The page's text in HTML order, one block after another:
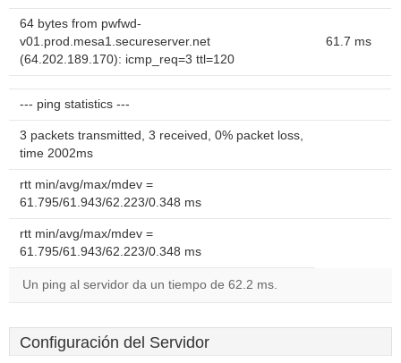
64 bytes from pwfwd-
v01.prod.mesa1.secureserver.net
(64.202.189.170): icmp_req=3 ttl=120
61.7 ms
--- ping statistics ---
3 packets transmitted, 3 received, 0% packet loss,
time 2002ms
rtt min/avg/max/mdev =
61.795/61.943/62.223/0.348 ms
rtt min/avg/max/mdev =
61.795/61.943/62.223/0.348 ms
Un ping al servidor da un tiempo de 62.2 ms.
Configuración del Servidor